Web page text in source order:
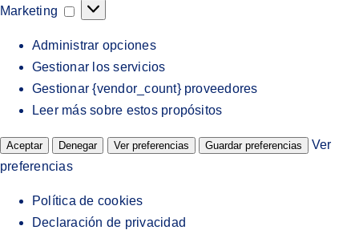
Marketing
Marketing
Administrar opciones
Gestionar los servicios
Gestionar {vendor_count} proveedores
Leer más sobre estos propósitos
Aceptar Denegar Ver preferencias Guardar preferencias
Ver
preferencias
Política de cookies
Declaración de privacidad